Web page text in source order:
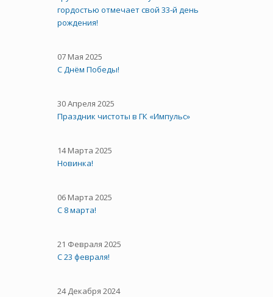
гордостью отмечает свой 33-й день
рождения!
07 Мая 2025
С Днём Победы!
30 Апреля 2025
Праздник чистоты в ГК «Импульс»
14 Марта 2025
Новинка!
06 Марта 2025
С 8 марта!
21 Февраля 2025
С 23 февраля!
24 Декабря 2024